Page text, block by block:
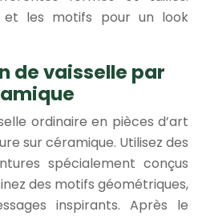
et les motifs pour un look
de vaisselle par
ordinaire en pièces d’art
sur céramique. Utilisez des
spécialement conçus
des motifs géométriques,
inspirants. Après le